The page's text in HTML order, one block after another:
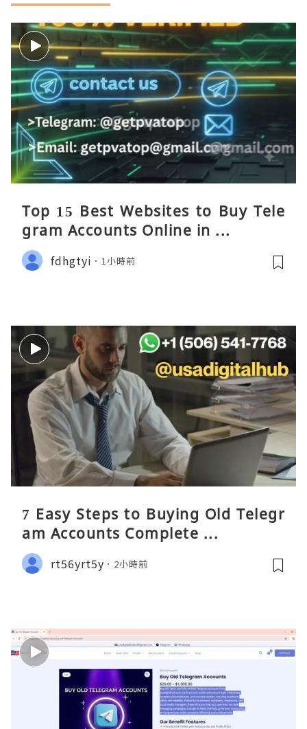
Top 15 Best Websites to Buy Tele
gram Accounts Online in ...
fdhgtyi 1小時前
7 Easy Steps to Buying Old Telegr
am Accounts Complete ...
rt56yrt5y 2小時前